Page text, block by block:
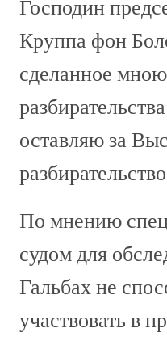
Господин
Круппа фон
сделанное
оставляю за
По мнению
судом для
Гальбах не
участвовать в